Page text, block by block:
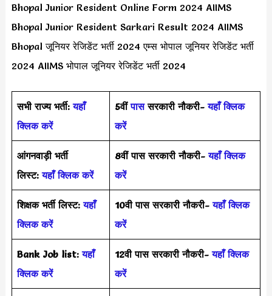
Bhopal Junior Resident Online Form 2024 AIIMS
Bhopal Junior Resident Sarkari Result 2024 AIIMS
Bhopal जूनियर रेजिडेंट भर्ती 2024 एम्स भोपाल जूनियर रेजिडेंट भर्ती
2024 AIIMS भोपाल जूनियर रेजिडेंट भर्ती 2024
सभी राज्य भर्ती: यहाँ
क्लिक करें
5वींपाससरकारी नौकरी- यहाँ क्लिक
करें
आंगनवाड़ी भर्ती
लिस्ट: यहाँ क्लिक करें
8वीं पास सरकारी नौकरी- यहाँ क्लिक
करें
शिक्षक भर्ती लिस्ट: यहाँ
क्लिक करें
10वी पास सरकारी नौकरी- यहाँ क्लिक
करें
Bank Job list: यहाँ
क्लिक करें
12वी पास सरकारी नौकरी- यहाँ क्लिक
करें